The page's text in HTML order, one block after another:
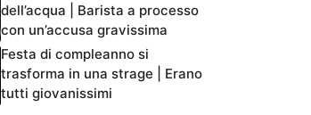
dell’acqua | Barista a processo
con un’accusa gravissima
Festa di compleanno si
trasforma in una strage | Erano
tutti giovanissimi